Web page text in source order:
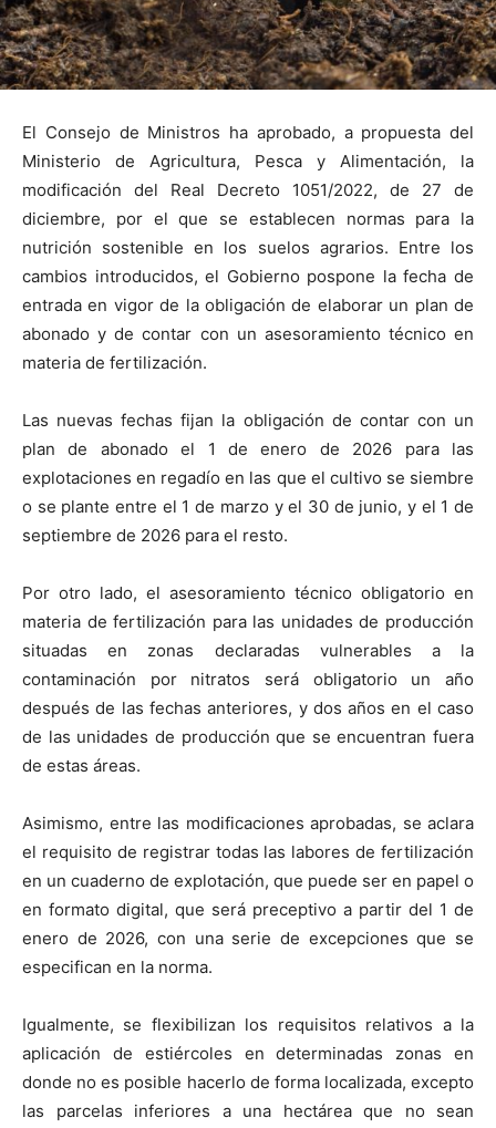
El Consejo de Ministros ha aprobado, a propuesta del
Ministerio de Agricultura, Pesca y Alimentación, la
modificación del Real Decreto 1051/2022, de 27 de
diciembre, por el que se establecen normas para la
nutrición sostenible en los suelos agrarios. Entre los
cambios introducidos, el Gobierno pospone la fecha de
entrada en vigor de la obligación de elaborar un plan de
abonado y de contar con un asesoramiento técnico en
materia de fertilización.
Las nuevas fechas fijan la obligación de contar con un
plan de abonado el 1 de enero de 2026 para las
explotaciones en regadío en las que el cultivo se siembre
o se plante entre el 1 de marzo y el 30 de junio, y el 1 de
septiembre de 2026 para el resto.
Por otro lado, el asesoramiento técnico obligatorio en
materia de fertilización para las unidades de producción
situadas en zonas declaradas vulnerables a la
contaminación por nitratos será obligatorio un año
después de las fechas anteriores, y dos años en el caso
de las unidades de producción que se encuentran fuera
de estas áreas.
Asimismo, entre las modificaciones aprobadas, se aclara
el requisito de registrar todas las labores de fertilización
en un cuaderno de explotación, que puede ser en papel o
en formato digital, que será preceptivo a partir del 1 de
enero de 2026, con una serie de excepciones que se
especifican en la norma.
Igualmente, se flexibilizan los requisitos relativos a la
aplicación de estiércoles en determinadas zonas en
donde no es posible hacerlo de forma localizada, excepto
las parcelas inferiores a una hectárea que no sean